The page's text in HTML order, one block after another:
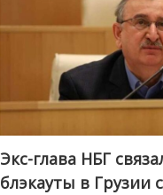
Экс-глава НБГ
блэкауты в Грузии